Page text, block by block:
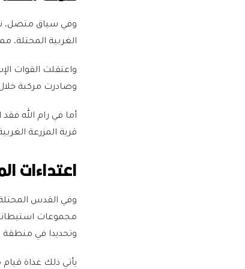
وفي سياق متصل،
الغربية المحتلة، مما
وصادرت مركبة
أما في رام الله
قرية المزرعة
اعتداءات
وفي القدس
مجموعات
وتحديدا في منطقة
يأتي ذلك غداة